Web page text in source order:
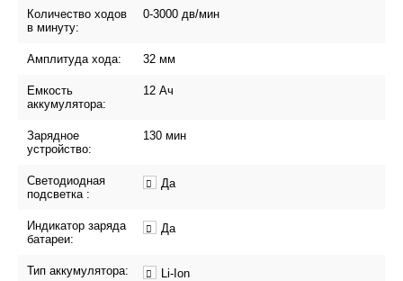
Количество ходов
в минуту:
0-3000 дв/мин
Амплитуда хода: 32 мм
Емкость
аккумулятора:
12 Ач
Зарядное
устройство:
130 мин
Светодиодная
подсветка :
Да
Индикатор заряда
батареи:
Да
Тип аккумулятора: Li-Ion